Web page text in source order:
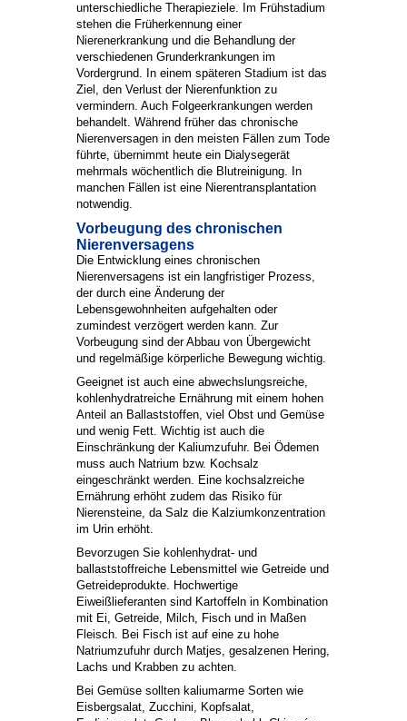
unterschiedliche Therapieziele. Im Frühstadium
stehen die Früherkennung einer
Nierenerkrankung und die Behandlung der
verschiedenen Grunderkrankungen im
Vordergrund. In einem späteren Stadium ist das
Ziel, den Verlust der Nierenfunktion zu
vermindern. Auch Folgeerkrankungen werden
behandelt. Während früher das chronische
Nierenversagen in den meisten Fällen zum Tode
führte, übernimmt heute ein Dialysegerät
mehrmals wöchentlich die Blutreinigung. In
manchen Fällen ist eine Nierentransplantation
notwendig.
Vorbeugung des chronischen
Nierenversagens
Die Entwicklung eines chronischen
Nierenversagens ist ein langfristiger Prozess,
der durch eine Änderung der
Lebensgewohnheiten aufgehalten oder
zumindest verzögert werden kann. Zur
Vorbeugung sind der Abbau von Übergewicht
und regelmäßige körperliche Bewegung wichtig.
Geeignet ist auch eine abwechslungsreiche,
kohlenhydratreiche Ernährung mit einem hohen
Anteil an Ballaststoffen, viel Obst und Gemüse
und wenig Fett. Wichtig ist auch die
Einschränkung der Kaliumzufuhr. Bei Ödemen
muss auch Natrium bzw. Kochsalz
eingeschränkt werden. Eine kochsalzreiche
Ernährung erhöht zudem das Risiko für
Nierensteine, da Salz die Kalziumkonzentration
im Urin erhöht.
Bevorzugen Sie kohlenhydrat- und
ballaststoffreiche Lebensmittel wie Getreide und
Getreideprodukte. Hochwertige
Eiweißlieferanten sind Kartoffeln in Kombination
mit Ei, Getreide, Milch, Fisch und in Maßen
Fleisch. Bei Fisch ist auf eine zu hohe
Natriumzufuhr durch Matjes, gesalzenen Hering,
Lachs und Krabben zu achten.
Bei Gemüse sollten kaliumarme Sorten wie
Eisbergsalat, Zucchini, Kopfsalat,